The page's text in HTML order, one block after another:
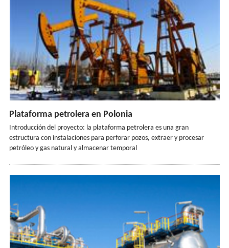
Plataforma petrolera en Polonia
Introducción del proyecto: la plataforma petrolera es una gran
estructura con instalaciones para perforar pozos, extraer y procesar
petróleo y gas natural y almacenar temporal